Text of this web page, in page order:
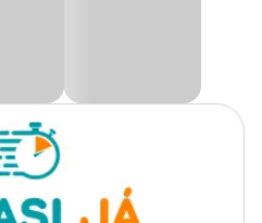
alimentícios.